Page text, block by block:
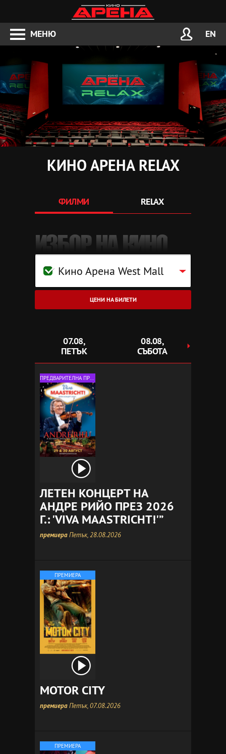
МЕНЮ EN
КИНО АРЕНА RELAX
ФИЛМИ RELAX
ИЗБОР НА КИНО
Кино Арена West Mall
ЦЕНИ НА БИЛЕТИ
07.08,
ПЕТЪК
08.08,
СЪБОТА
ПРЕДВАРИТЕЛНА ПРОДАЖБА
ЛЕТЕН КОНЦЕРТ НА
АНДРЕ РИЙО ПРЕЗ 2026
Г.: 'VIVA MAASTRICHT!'”
премиераПетък, 28.08.2026
ПРЕМИЕРА
MOTOR CITY
премиераПетък, 07.08.2026
ПРЕМИЕРА